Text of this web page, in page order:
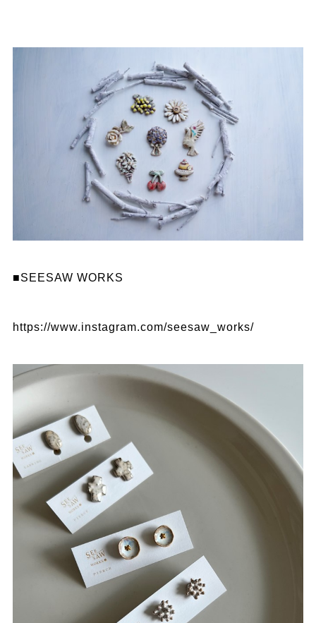
■SEESAW WORKS
https://www.instagram.com/seesaw_works/